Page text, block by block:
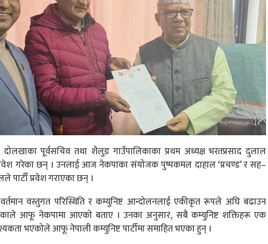
पूर्वसचिव तथा शैलुङ गाउँपालिकाका प्रथम अध्यक्ष भरतप्रसाद दुलाल
प्रवेश गरेका छन् । उनलाई आज नेकपाका संयोजक पुष्पकमल दाहाल ‘प्रचण्ड’ र सह–
प्रवेश गराएका छन् ।
वस्तुगत परिस्थिति र कम्युनिष्ट आन्दोलनलाई एकीकृत रूपले अघि बढाउन
आफू नेकपामा आएको बताए । उनका अनुसार, सबै कम्युनिष्ट शक्तिहरू एक
भएकोले आफू नेपाली कम्युनिष्ट पार्टीमा समाहित भएका हुन् ।